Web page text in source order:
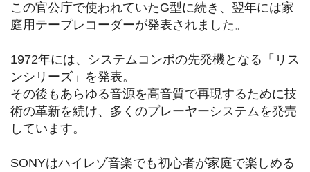
この官公庁で使われていたG型に続き、翌年には家
庭用テープレコーダーが発表されました。
1972年には、システムコンポの先発機となる「リス
ンシリーズ」を発表。
その後もあらゆる音源を高音質で再現するために技
術の革新を続け、多くのプレーヤーシステムを発売
しています。
SONYはハイレゾ音楽でも初心者が家庭で楽しめる